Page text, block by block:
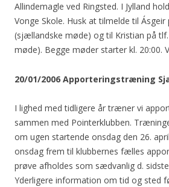
Allindemagle ved Ringsted. I Jylland
Vonge Skole. Husk at tilmelde til
(sjællandske møde) og til Kristian på
møde). Begge møder starter kl. 20:00.
20/01/2006 Apporteringstræning
I lighed med tidligere år træner vi
sammen med Pointerklubben.
om ugen startende onsdag den 26.
onsdag frem til klubbernes fælles
prøve afholdes som sædvanlig d.
Yderligere information om tid og sted